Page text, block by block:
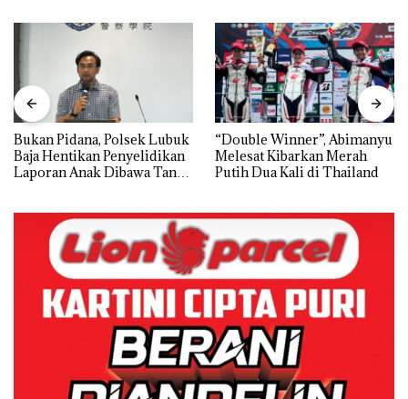
Bukan Pidana, Polsek Lubuk
Baja Hentikan Penyelidikan
Laporan Anak Dibawa Tanpa
“Double Winner”, Abimanyu
Melesat Kibarkan Merah
Putih Dua Kali di Thailand